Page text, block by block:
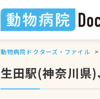
動物病院ドクターズ・ファイル
生田駅(神奈川県